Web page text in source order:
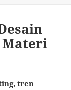
Materi
tren